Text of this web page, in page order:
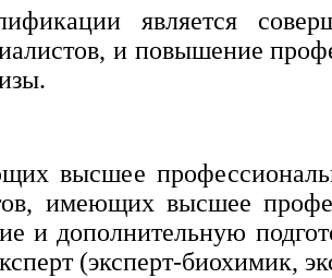
является
и повышение
высшее
имеющих высшее
и дополнительную
(эксперт-биохимик,